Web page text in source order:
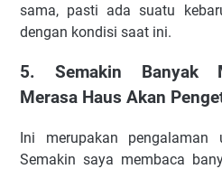
sama, pasti ada suatu
dengan kondisi saat ini.
5. Semakin Banyak
Merasa Haus Akan
Ini merupakan
Semakin saya membaca